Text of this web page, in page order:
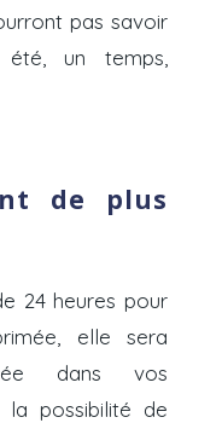
pas savoir
un temps,
de plus
24 heures pour
elle sera
dans vos
la possibilité de